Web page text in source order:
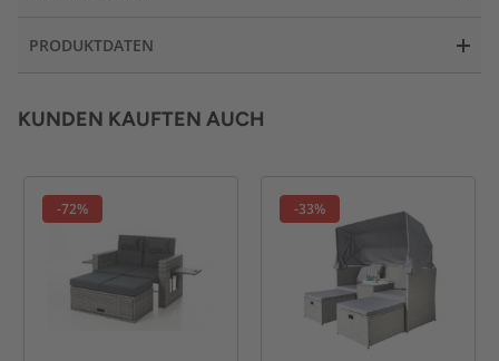
PRODUKTDATEN
KUNDEN KAUFTEN AUCH
-72% -33%